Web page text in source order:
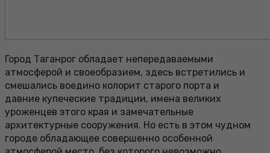
Город Таганрог обладает непередаваемыми
атмосферой и своеобразием, здесь встретились и
смешались воедино колорит старого порта и
давние купеческие традиции, имена великих
уроженцев этого края и замечательные
архитектурные сооружения. Но есть в этом чудном
городе обладающее совершенно особенной